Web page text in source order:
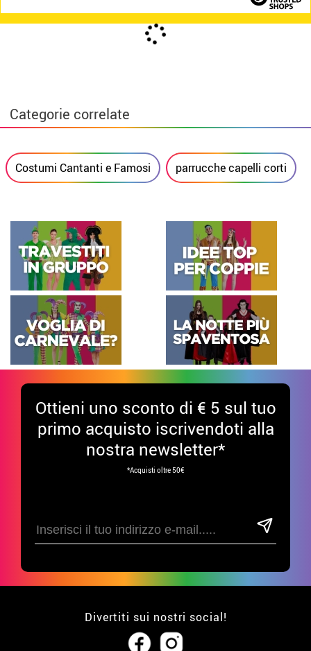
Categorie correlate
Costumi Cantanti e Famosi parrucche capelli corti
Ottieni uno sconto di € 5 sul tuo
primo acquisto iscrivendoti alla
nostra newsletter*
*Acquisti oltre 50€
Divertiti sui nostri social!